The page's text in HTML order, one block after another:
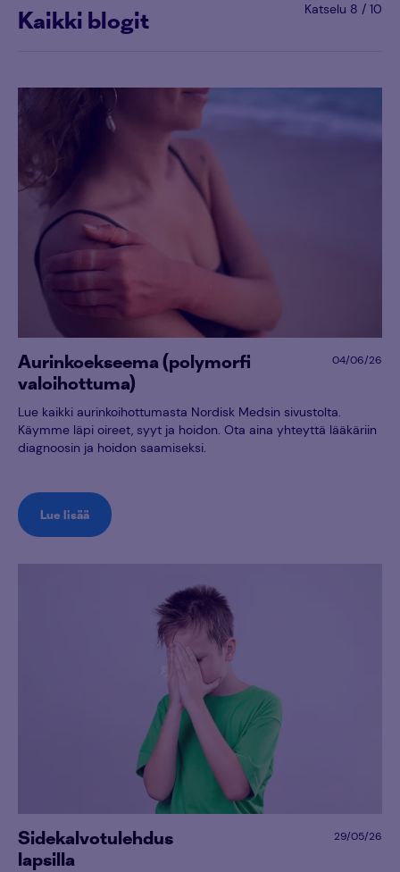
Kaikki blogit Katselu 8 / 10
Aurinkoekseema (polymorfi
valoihottuma)
04/06/26
Lue kaikki aurinkoihottumasta Nordisk Medsin sivustolta.
Käymme läpi oireet, syyt ja hoidon. Ota aina yhteyttä lääkäriin
diagnoosin ja hoidon saamiseksi.
Lue lisää
Sidekalvotulehdus
lapsilla
29/05/26